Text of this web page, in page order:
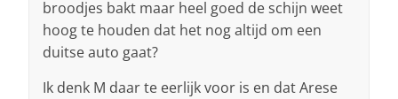
broodjes bakt maar heel goed de schijn weet
hoog te houden dat het nog altijd om een
duitse auto gaat?
Ik denk M daar te eerlijk voor is en dat Arese